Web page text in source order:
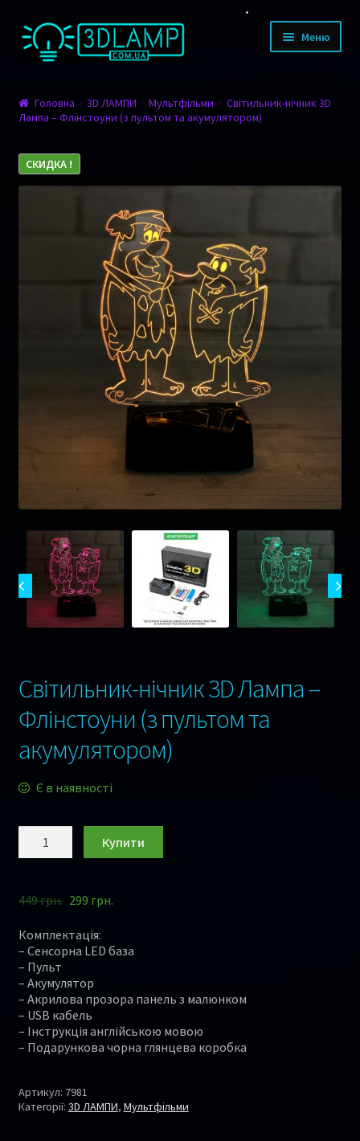
Перейти до навігації
Перейти до контенту Меню
Дизайн
Тварини
Оплата та Доставка
Відгуки
Сертифікати
Гарантія 1 рік !
Контакти
Головна 3D ЛАМПИ Мультфільми
Світильник-нічник 3D
Лампа – Флінстоуни (з пультом та акумулятором)
СКИДКА !
Світильник-нічник 3D Лампа –
Флінстоуни (з пультом та
акумулятором)
Є в наявності
Купити
449грн. 299 грн.
Комплектація:
– Сенсорна LED база
– Пульт
– Акумулятор
– Акрилова прозора панель з малюнком
– USB кабель
– Інструкція англійською мовою
– Подарункова чорна глянцева коробка
Артикул: 7981
Категорії: 3D ЛАМПИ, Мультфільми